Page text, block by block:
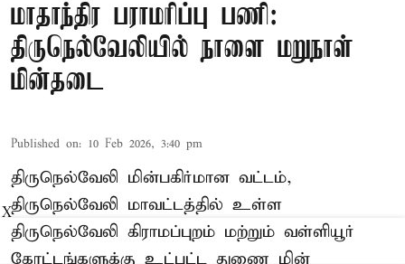
மாதாந்திர பராமரிப்பு பணி:
திருநெல்வேலியில் நாளை மறுநாள்
மின்தடை
Published on: 10 Feb 2026, 3:40 pm
திருநெல்வேலி மின்பகிர்மான வட்டம்,
திருநெல்வேலி மாவட்டத்தில் உள்ள
திருநெல்வேலி கிராமப்புறம் மற்றும் வள்ளியூர்
கோட்டங்களுக்கு உட்பட்ட துணை மின்
X